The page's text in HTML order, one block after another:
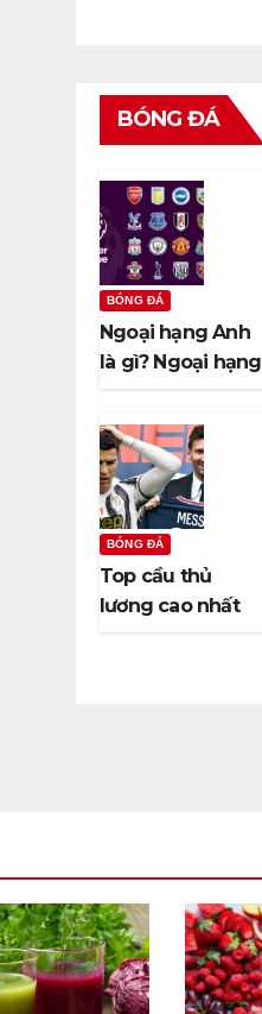
BÓNG ĐÁ
BÓNG ĐÁ
Ngoại hạng Anh
là gì? Ngoại hạng
vòng đấu?
BÓNG ĐÁ
Top cầu thủ
lương cao nhất